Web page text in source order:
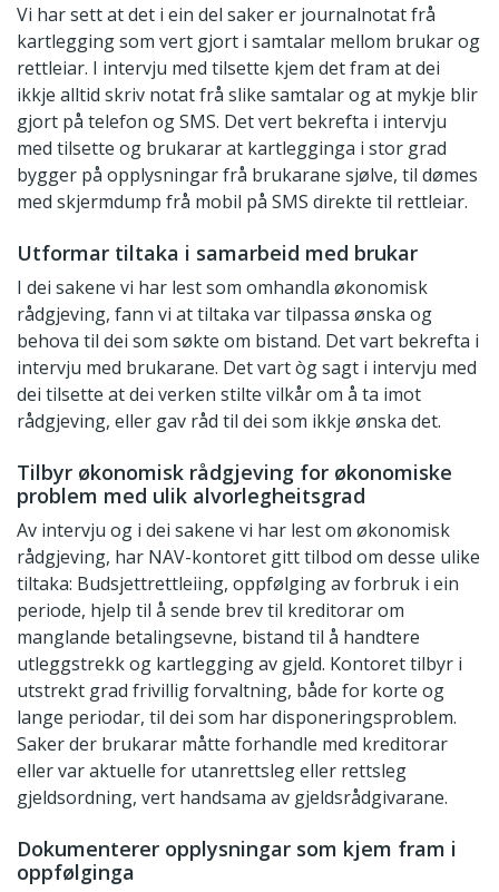
Vi har sett at det i ein del saker er journalnotat frå
kartlegging som vert gjort i samtalar mellom brukar og
rettleiar. I intervju med tilsette kjem det fram at dei
ikkje alltid skriv notat frå slike samtalar og at mykje blir
gjort på telefon og SMS. Det vert bekrefta i intervju
med tilsette og brukarar at kartlegginga i stor grad
bygger på opplysningar frå brukarane sjølve, til dømes
med skjermdump frå mobil på SMS direkte til rettleiar.
Utformar tiltaka i samarbeid med brukar
I dei sakene vi har lest som omhandla økonomisk
rådgjeving, fann vi at tiltaka var tilpassa ønska og
behova til dei som søkte om bistand. Det vart bekrefta i
intervju med brukarane. Det vart òg sagt i intervju med
dei tilsette at dei verken stilte vilkår om å ta imot
rådgjeving, eller gav råd til dei som ikkje ønska det.
Tilbyr økonomisk rådgjeving for økonomiske
problem med ulik alvorlegheitsgrad
Av intervju og i dei sakene vi har lest om økonomisk
rådgjeving, har NAV-kontoret gitt tilbod om desse ulike
tiltaka: Budsjettrettleiing, oppfølging av forbruk i ein
periode, hjelp til å sende brev til kreditorar om
manglande betalingsevne, bistand til å handtere
utleggstrekk og kartlegging av gjeld. Kontoret tilbyr i
utstrekt grad frivillig forvaltning, både for korte og
lange periodar, til dei som har disponeringsproblem.
Saker der brukarar måtte forhandle med kreditorar
eller var aktuelle for utanrettsleg eller rettsleg
gjeldsordning, vert handsama av gjeldsrådgivarane.
Dokumenterer opplysningar som kjem fram i
oppfølginga